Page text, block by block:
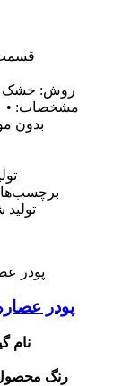
قسمت
روش: خشک
بدون
پودر
نام
رنگ